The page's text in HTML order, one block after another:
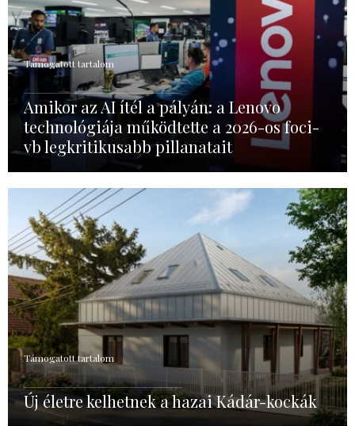
Támogatott tartalom
Amikor az AI ítél a pályán: a Lenovo
technológiája működtette a 2026-os foci-
vb legkritikusabb pillanatait
Támogatott tartalom
Új életre kelhetnek a hazai Kádár-kockák